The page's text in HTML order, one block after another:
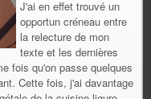
J'ai en effet trouvé un
opportun créneau entre
la relecture de mon
texte et les dernières
fois qu'on passe quelques
Cette fois, j'ai davantage